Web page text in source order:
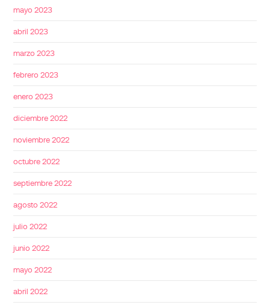
mayo 2023
abril 2023
marzo 2023
febrero 2023
enero 2023
diciembre 2022
noviembre 2022
octubre 2022
septiembre 2022
agosto 2022
julio 2022
junio 2022
mayo 2022
abril 2022